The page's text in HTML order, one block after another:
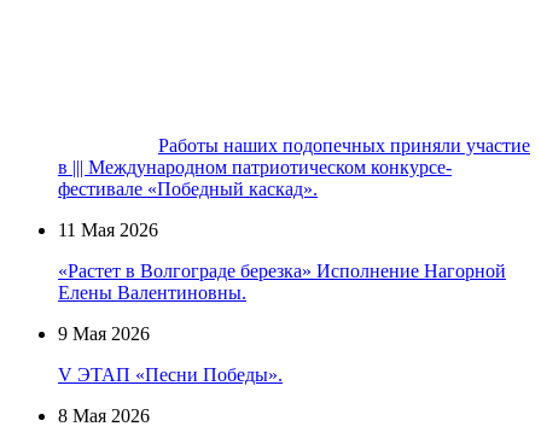
Работы наших подопечных приняли участие
в ||| Международном патриотическом конкурсе-
фестивале «Победный каскад».
11 Мая 2026
«Растет в Волгограде березка» Исполнение Нагорной
Елены Валентиновны.
9 Мая 2026
V ЭТАП «Песни Победы».
8 Мая 2026